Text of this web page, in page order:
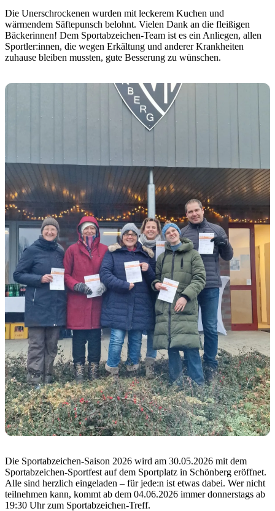
Die Unerschrockenen wurden mit leckerem Kuchen und
wärmendem Säftepunsch belohnt. Vielen Dank an die fleißigen
Bäckerinnen! Dem Sportabzeichen-Team ist es ein Anliegen, allen
Sportler:innen, die wegen Erkältung und anderer Krankheiten
zuhause bleiben mussten, gute Besserung zu wünschen.
Die Sportabzeichen-Saison 2026 wird am 30.05.2026 mit dem
Sportabzeichen-Sportfest auf dem Sportplatz in Schönberg eröffnet.
Alle sind herzlich eingeladen – für jede:n ist etwas dabei. Wer nicht
teilnehmen kann, kommt ab dem 04.06.2026 immer donnerstags ab
19:30 Uhr zum Sportabzeichen-Treff.